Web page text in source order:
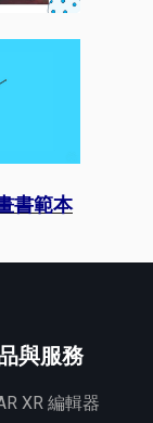
書範本
與服務
XR 編輯器